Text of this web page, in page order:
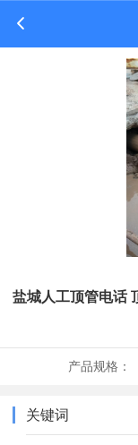
盐城人工顶管电话
产品规格：
关键词